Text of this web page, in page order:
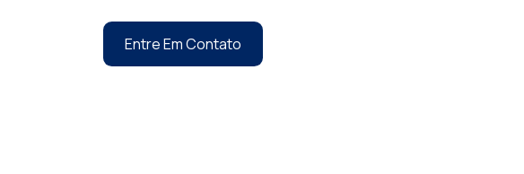
Entre Em Contato